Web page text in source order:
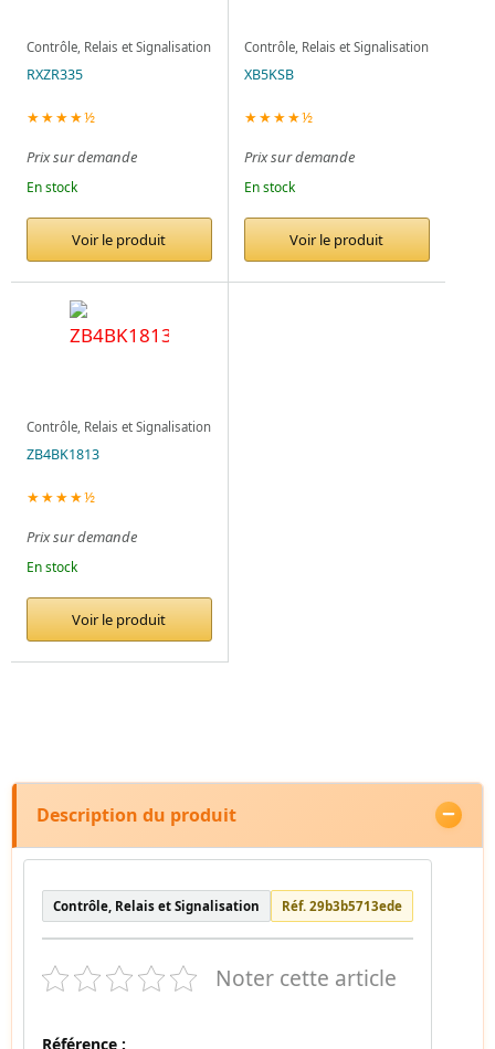
Contrôle, Relais et Signalisation
RXZR335
★★★★½
Prix sur demande
En stock
Voir le produit
Contrôle, Relais et Signalisation
XB5KSB
★★★★½
Prix sur demande
En stock
Voir le produit
Contrôle, Relais et Signalisation
ZB4BK1813
★★★★½
Prix sur demande
En stock
Voir le produit
Description du produit
Contrôle, Relais et Signalisation Réf. 29b3b5713ede
Noter cette article
Référence :